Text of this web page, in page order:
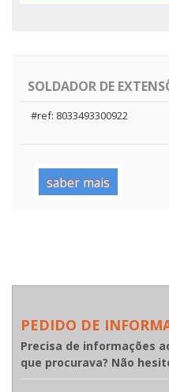
SOLDADOR DE
#ref: 8033493300922
saber mais
PEDIDO DE
Precisa de informações
que procurava? Não